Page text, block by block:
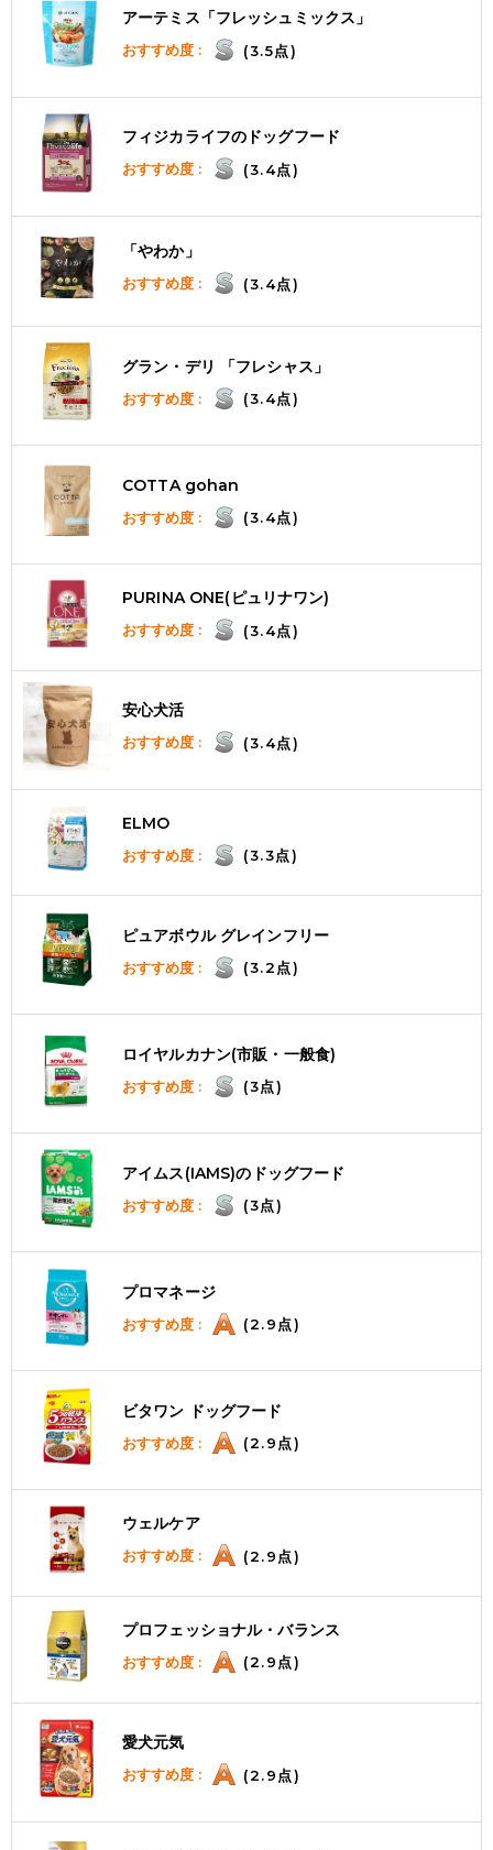
アーテミス「フレッシュミックス」
おすすめ度 : (3.5点)
フィジカライフのドッグフード
おすすめ度 : (3.4点)
「やわか」
おすすめ度 : (3.4点)
グラン・デリ 「フレシャス」
おすすめ度 : (3.4点)
COTTA gohan
おすすめ度 : (3.4点)
PURINA ONE(ピュリナワン)
おすすめ度 : (3.4点)
安心犬活
おすすめ度 : (3.4点)
ELMO
おすすめ度 : (3.3点)
ピュアボウル グレインフリー
おすすめ度 : (3.2点)
ロイヤルカナン(市販・一般食)
おすすめ度 : (3点)
アイムス(IAMS)のドッグフード
おすすめ度 : (3点)
プロマネージ
おすすめ度 : (2.9点)
ビタワン ドッグフード
おすすめ度 : (2.9点)
ウェルケア
おすすめ度 : (2.9点)
プロフェッショナル・バランス
おすすめ度 : (2.9点)
愛犬元気
おすすめ度 : (2.9点)